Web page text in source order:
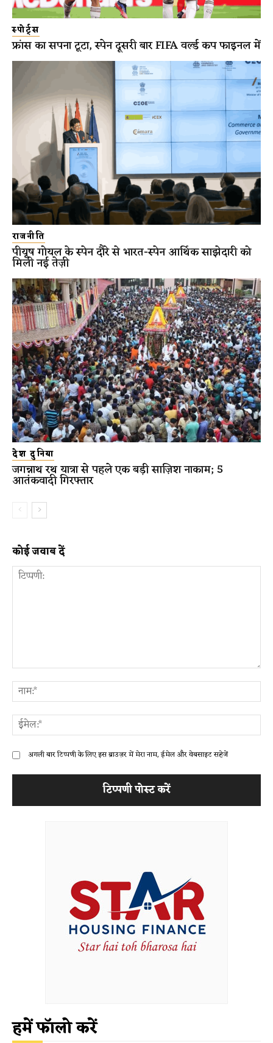
स्पोर्ट्स
फ्रांस का सपना टूटा, स्पेन दूसरी बार FIFA वर्ल्ड कप फाइनल में
राजनीति
पीयूष गोयल के स्पेन दौरे से भारत-स्पेन आर्थिक साझेदारी को
मिली नई तेज़ी
देश दुनिया
जगन्नाथ रथ यात्रा से पहले एक बड़ी साज़िश नाकाम; 5
आतंकवादी गिरफ्तार
कोई जवाब दें
अगली बार टिप्पणी के लिए इस ब्राउज़र में मेरा नाम, ईमेल और वेबसाइट सहेजें
हमें फॉलो करें